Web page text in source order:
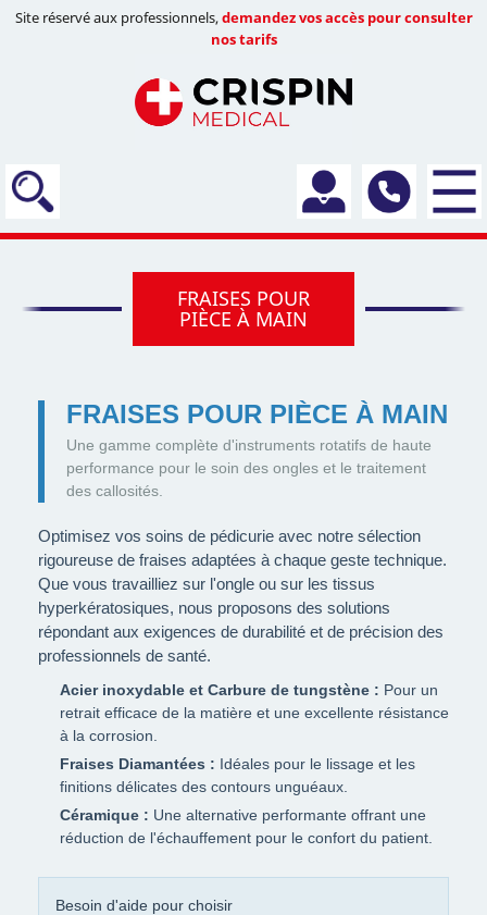
Site réservé aux professionnels,demandez vos accès pour consulter
nos tarifs
FRAISES POUR
PIÈCE À MAIN
FRAISES POUR PIÈCE À MAIN
Une gamme complète d'instruments rotatifs de haute
performance pour le soin des ongles et le traitement
des callosités.
Optimisez vos soins de pédicurie avec notre sélection
rigoureuse de fraises adaptées à chaque geste technique.
Que vous travailliez sur l'ongle ou sur les tissus
hyperkératosiques, nous proposons des solutions
répondant aux exigences de durabilité et de précision des
professionnels de santé.
Acier inoxydable et Carbure de tungstène : Pour un
retrait efficace de la matière et une excellente résistance
à la corrosion.
Fraises Diamantées : Idéales pour le lissage et les
finitions délicates des contours unguéaux.
Céramique : Une alternative performante offrant une
réduction de l'échauffement pour le confort du patient.
Besoin d'aide pour choisir